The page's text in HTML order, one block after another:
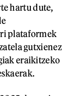
hartu dute,
plataformek
gutxienez
eraikitzeko